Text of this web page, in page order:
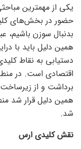
یکی از مهمترین
حضور در بخش‌های
بدنبال سوزن باشیم،
همین دلیل باید با
دستیابی به نقاط
اقتصادی است. در
برداشت و از
همین دلیل قرار شد
شد.
نقش کلیدی ارس